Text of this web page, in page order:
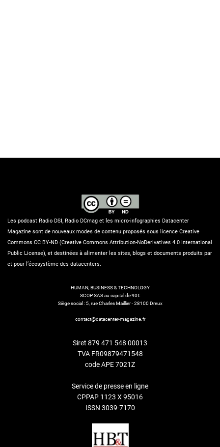
Les podcast Radio DSI, Radio DCmag et les micro-infographies Datacenter
Magazine sont de nouveaux modes de contenu proposés sous licence Creative
Commons CC BY-ND (Creative Commons Attribution-NoDerivatives 4.0 International
Public License), et destinées à alimenter les sites, blogs et documents produits par
et pour l’écosystème des datacenters.
HUMAN, BUSINESS & TECHNOLOGY
SCOP SAS au capital de 90€
Siège social : 5, rue Charles Maillier - 28100 Dreux
contact@datacenter-magazine.fr
Siret 879 471 548 00013
TVA FR09879471548
code APE 7021Z
Service de presse en ligne
CPPAP 1123 X 95016
ISSN 3039-7170